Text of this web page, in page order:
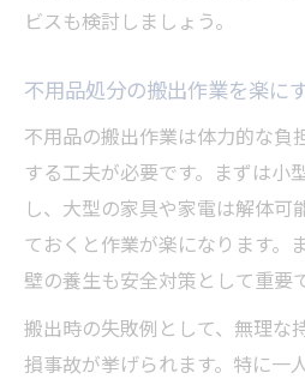
ビスも検討しましょう。
不用品処分の搬出作業を楽に
不用品の搬出作業は体力的な負
する工夫が必要です。まずは小
し、大型の家具や家電は解体可
ておくと作業が楽になります。
壁の養生も安全対策として重要で
搬出時の失敗例として、無理な
損事故が挙げられます。特に一